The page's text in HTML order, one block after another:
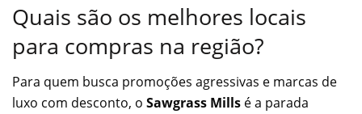
Quais são os melhores locais
para compras na região?
Para quem busca promoções agressivas e marcas de
luxo com desconto, o Sawgrass Mills é a parada